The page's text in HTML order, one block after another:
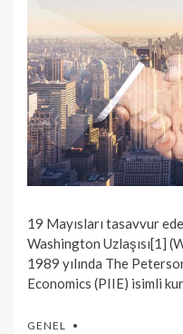
19 Mayısları tasavvur
Washington Uzlaşısı[1]
1989 yılında The
Economics (PIIE) isimli
GENEL